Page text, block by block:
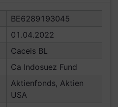
BE6289193045
01.04.2022
Caceis BL
Ca Indosuez Fund
Aktienfonds, Aktien
USA